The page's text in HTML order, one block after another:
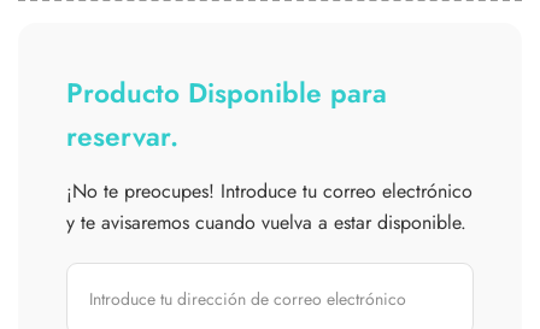
Producto Disponible para
reservar.
¡No te preocupes! Introduce tu correo electrónico
y te avisaremos cuando vuelva a estar disponible.